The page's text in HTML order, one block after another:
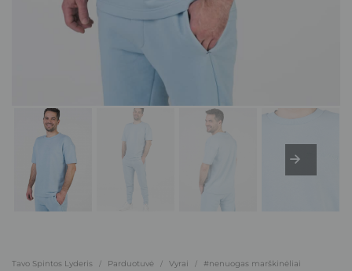
Tavo Spintos Lyderis / Parduotuvė / Vyrai / #nenuogas marškinėliai